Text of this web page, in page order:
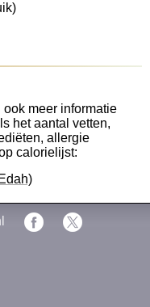
meer informatie
het aantal vetten,
allergie
calorielijst: